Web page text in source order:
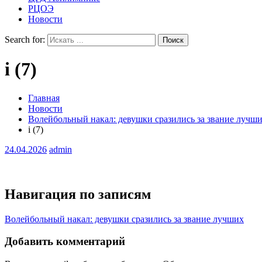
РЦОЭ
Новости
Search for:
i (7)
Главная
Новости
Волейбольный накал: девушки сразились за звание
i (7)
24.04.2026 admin
Навигация по записям
Волейбольный накал: девушки сразились за звание лучших
Добавить комментарий